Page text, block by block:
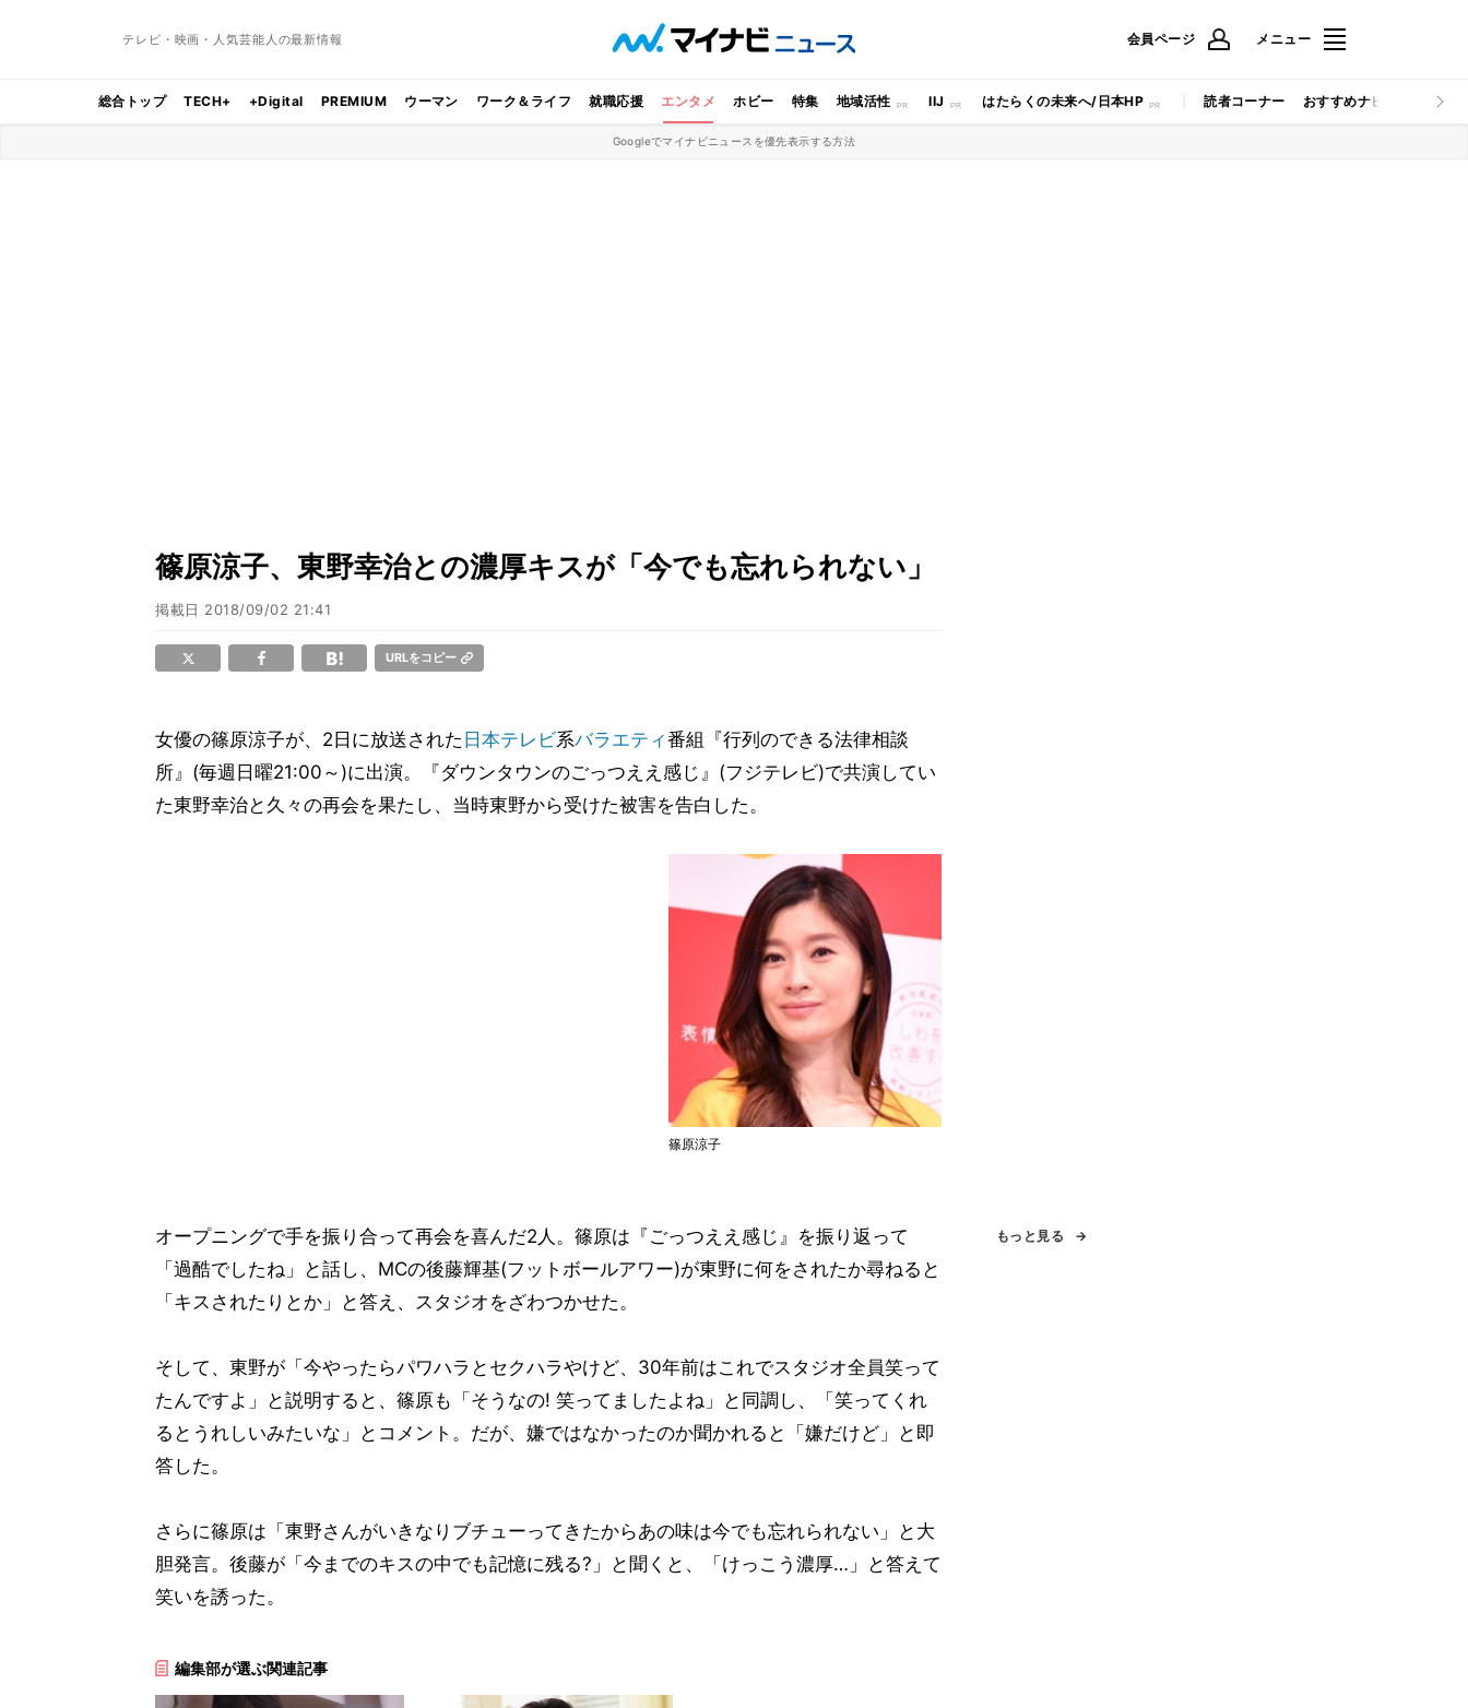
テレビ・映画・人気芸能人の最新情報 会員ページ メニュー
総合トップ TECH+ +Digital PREMIUM ウーマン ワーク＆ライフ 就職応援 エンタメ ホビー 特集 地域活性 IIJ はたらくの未来へ/日本HP 読者コーナー おすすめナビ マイナビ
Googleでマイナビニュースを優先表示する方法
篠原涼子、東野幸治との濃厚キスが「今でも忘れられない」
掲載日 2018/09/02 21:41
URLをコピー
女優の篠原涼子が、2日に放送された 日本テレビ系バラエティ番組『行列のできる法律相談
所』(毎週日曜21:00～)に出演。『ダウンタウンのごっつええ感じ』(フジテレビ)で共演してい
た東野幸治と久々の再会を果たし、当時東野から受けた被害を告白した。
篠原涼子
オープニングで手を振り合って再会を喜んだ2人。篠原は『ごっつええ感じ』を振り返って
「過酷でしたね」と話し、MCの後藤輝基(フットボールアワー)が東野に何をされたか尋ねると
「キスされたりとか」と答え、スタジオをざわつかせた。
そして、東野が「今やったらパワハラとセクハラやけど、30年前はこれでスタジオ全員笑って
たんですよ」と説明すると、篠原も「そうなの! 笑ってましたよね」と同調し、「笑ってくれ
るとうれしいみたいな」とコメント。だが、嫌ではなかったのか聞かれると「嫌だけど」と即
答した。
さらに篠原は「東野さんがいきなりブチューってきたからあの味は今でも忘れられない」と大
胆発言。後藤が「今までのキスの中でも記憶に残る?」と聞くと、「けっこう濃厚…」と答えて
笑いを誘った。
編集部が選ぶ関連記事
もっと見る